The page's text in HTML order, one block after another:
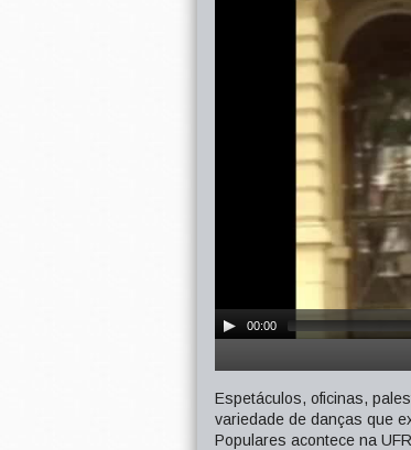
00:00
Espetáculos, oficinas,
variedade de danças que
Populares acontece na